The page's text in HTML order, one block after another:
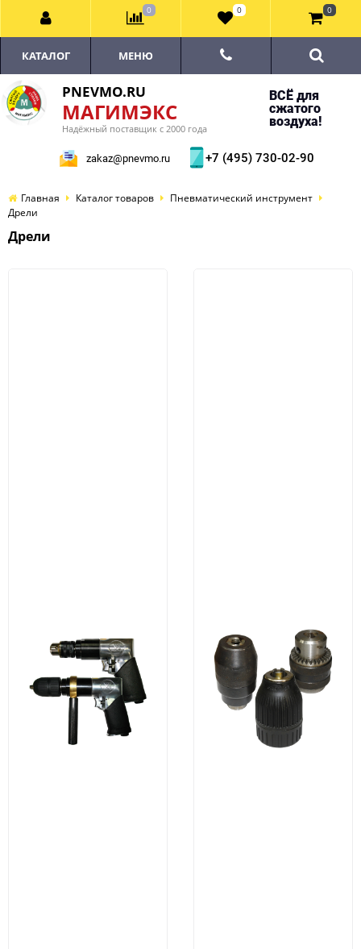
PNEVMO.RU
МАГИМЭКС
Надёжный поставщик с 2000 года
ВСЁ для
сжатого
воздуха!
zakaz@pnevmo.ru +7 (495) 730-02-90
КАТАЛОГ МЕНЮ
Главная Каталог товаров
Пневматический инструмент
Дрели
Дрели
0 0 0